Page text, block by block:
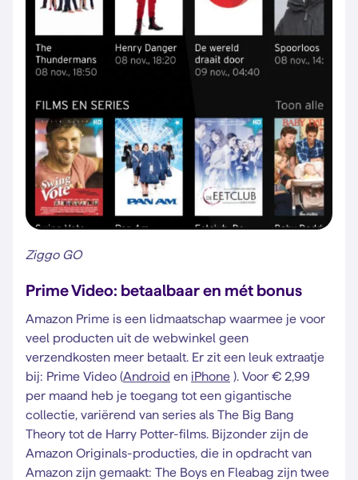
Ziggo GO
Prime Video: betaalbaar en mét bonus
Amazon Prime is een lidmaatschap waarmee je voor
veel producten uit de webwinkel geen
verzendkosten meer betaalt. Er zit een leuk extraatje
bij: Prime Video (Android en iPhone ). Voor € 2,99
per maand heb je toegang tot een gigantische
collectie, variërend van series als The Big Bang
Theory tot de Harry Potter-films. Bijzonder zijn de
Amazon Originals-producties, die in opdracht van
Amazon zijn gemaakt: The Boys en Fleabag zijn twee